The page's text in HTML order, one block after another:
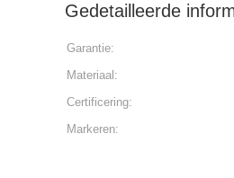
Gedetailleerde
Garantie:
Materiaal:
Certificering:
Markeren: